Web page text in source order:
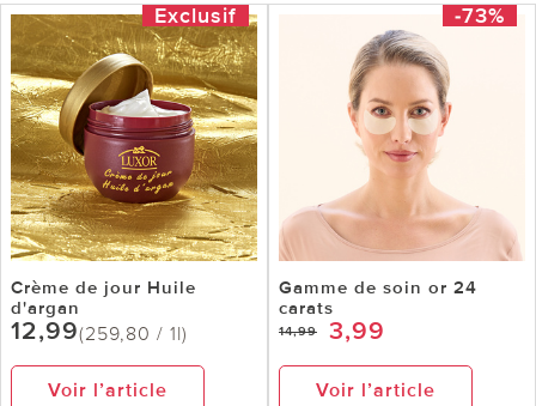
Exclusif
Crème de jour Huile
d'argan
12,99(259,80 / 1l)
Voir l’article
-73%
Gamme de soin or 24
carats
14,99 3,99
Voir l’article